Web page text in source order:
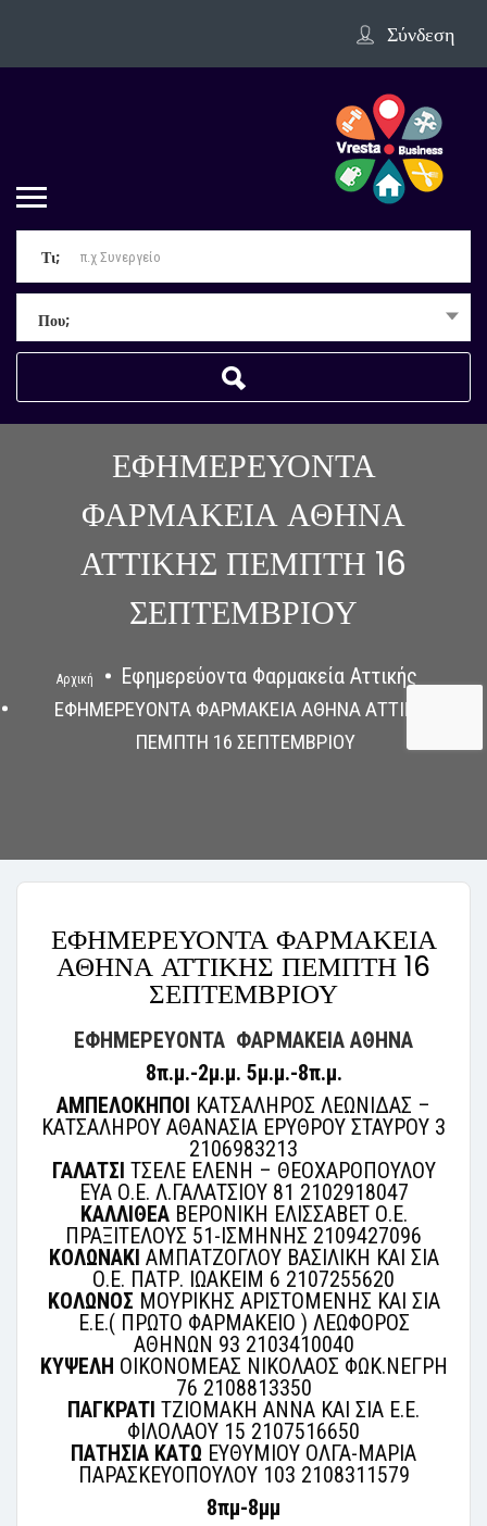
Σύνδεση
Τι;
Που;
ΕΦΗΜΕΡΕΥΟΝΤΑ
ΦΑΡΜΑΚΕΙΑ ΑΘΗΝΑ
ΑΤΤΙΚΗΣ ΠΕΜΠΤΗ 16
ΣΕΠΤΕΜΒΡΙΟΥ
Αρχική Εφημερεύοντα Φαρμακεία Αττικής
ΕΦΗΜΕΡΕΥΟΝΤΑ ΦΑΡΜΑΚΕΙΑ ΑΘΗΝΑ ΑΤΤΙΚΗΣ
ΠΕΜΠΤΗ 16 ΣΕΠΤΕΜΒΡΙΟΥ
ΕΦΗΜΕΡΕΥΟΝΤΑ ΦΑΡΜΑΚΕΙΑ
ΑΘΗΝΑ ΑΤΤΙΚΗΣ ΠΕΜΠΤΗ 16
ΣΕΠΤΕΜΒΡΙΟΥ
ΕΦΗΜΕΡΕΥΟΝΤΑ ΦΑΡΜΑΚΕΙΑ ΑΘΗΝΑ
8π.μ.-2μ.μ. 5μ.μ.-8π.μ.
ΑΜΠΕΛΟΚΗΠΟΙ ΚΑΤΣΑΛΗΡΟΣ ΛΕΩΝΙΔΑΣ –
ΚΑΤΣΑΛΗΡΟΥ ΑΘΑΝΑΣΙΑ ΕΡΥΘΡΟΥ ΣΤΑΥΡΟΥ 3
2106983213
ΓΑΛΑΤΣΙ ΤΣΕΛΕ ΕΛΕΝΗ – ΘΕΟΧΑΡΟΠΟΥΛΟΥ
ΕΥΑ Ο.Ε. Λ.ΓΑΛΑΤΣΙΟΥ 81 2102918047
ΚΑΛΛΙΘΕΑΒΕΡΟΝΙΚΗ ΕΛΙΣΣΑΒΕΤ Ο.Ε.
ΠΡΑΞΙΤΕΛΟΥΣ 51-ΙΣΜΗΝΗΣ 2109427096
ΚΟΛΩΝΑΚΙ ΑΜΠΑΤΖΟΓΛΟΥ ΒΑΣΙΛΙΚΗ ΚΑΙ ΣΙΑ
Ο.Ε. ΠΑΤΡ. ΙΩΑΚΕΙΜ 6 2107255620
ΚΟΛΩΝΟΣ ΜΟΥΡΙΚΗΣ ΑΡΙΣΤΟΜΕΝΗΣ ΚΑΙ ΣΙΑ
Ε.Ε.( ΠΡΩΤΟ ΦΑΡΜΑΚΕΙΟ ) ΛΕΩΦΟΡΟΣ
ΑΘΗΝΩΝ 93 2103410040
ΚΥΨΕΛΗ ΟΙΚΟΝΟΜΕΑΣ ΝΙΚΟΛΑΟΣ ΦΩΚ.ΝΕΓΡΗ
76 2108813350
ΠΑΓΚΡΑΤΙ ΤΖΙΟΜΑΚΗ ΑΝΝΑ ΚΑΙ ΣΙΑ Ε.Ε.
ΦΙΛΟΛΑΟΥ 15 2107516650
ΠΑΤΗΣΙΑ ΚΑΤΩ ΕΥΘΥΜΙΟΥ ΟΛΓΑ-ΜΑΡΙΑ
ΠΑΡΑΣΚΕΥΟΠΟΥΛΟΥ 103 2108311579
8πμ-8μμ